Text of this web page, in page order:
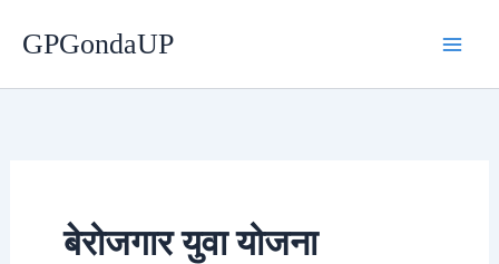
GPGondaUP
बेरोजगार युवा योजना